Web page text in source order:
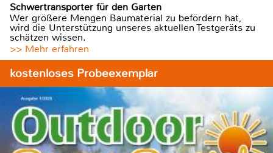
Schwertransporter für den Garten
Wer größere Mengen Baumaterial zu befördern hat,
wird die Unterstützung unseres aktuellen Testgeräts zu
schätzen wissen.
>> Mehr erfahren
kostenloses Probeexemplar